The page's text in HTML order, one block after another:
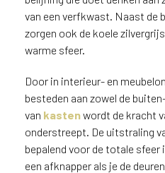
van een verfkwast. Naast de
zorgen ook de koele
warme sfeer.
Door in interieur- en
besteden aan zowel de
van kastenwordt de kracht
onderstreept. De uitstraling
bepalend voor de totale
een afknapper als je de